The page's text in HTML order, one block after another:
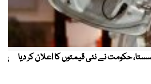
حکومت نے نئی قیمتوں کا اعلان کر دیا